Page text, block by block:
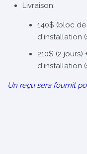
Livraison:
140$ (bloc de
d'installation
210$ (2 jours)
d'installation
Un reçu sera fournit